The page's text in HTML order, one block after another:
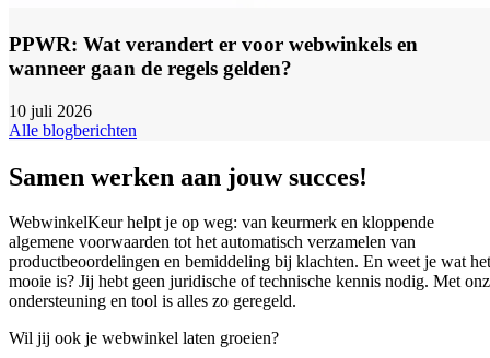
PPWR: Wat verandert er voor webwinkels en
wanneer gaan de regels gelden?
10 juli 2026
Alle blogberichten
Samen werken aan jouw succes!
WebwinkelKeur helpt je op weg: van keurmerk en kloppende
algemene voorwaarden tot het automatisch verzamelen van
productbeoordelingen en bemiddeling bij klachten. En weet je wat het
mooie is? Jij hebt geen juridische of technische kennis nodig. Met
ondersteuning en tool is alles zo geregeld.
Wil jij ook je webwinkel laten groeien?